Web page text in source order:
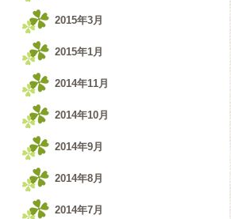
2015年3月
2015年1月
2014年11月
2014年10月
2014年9月
2014年8月
2014年7月